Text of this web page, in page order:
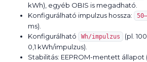
kWh), egyéb OBIS is megadható.
Konfigurálható impulzus hossza:
ms).
Konfigurálható
Wh/impulzus
(pl.
0,1 kWh/impulzus).
Stabilitás: EEPROM-mentett állapot